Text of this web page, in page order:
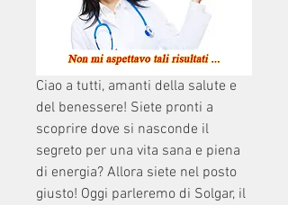
Ciao a tutti, amanti della salute e
del benessere! Siete pronti a
scoprire dove si nasconde il
segreto per una vita sana e piena
di energia? Allora siete nel posto
giusto! Oggi parleremo di Solgar, il